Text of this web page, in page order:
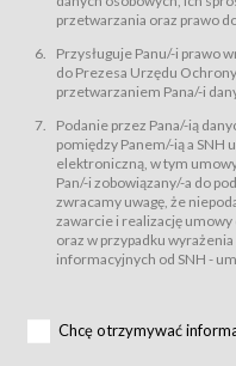
usługę zawierania na
dnia 18 lipca 2002 r. o
r., Nr 144, poz. 1204, z późń.
Na zasadach określonych w
Usługobiorca przed
zapoznać się z Regulaminem.
usługi newsletter za
zamieszczonego na stronach
Usługobiorców wymaga
Usługobiorca zobowiązany
od chwili rozpoczęcia
Regulamin jest udostępniony
Warunki techniczne korzystania z
przetwarzania oraz prawo
Przysługuje Panu/-i prawo
do Prezesa Urzędu
przetwarzaniem Pana/-i
Podanie przez Pana/-ią
pomiędzy Panem/-ią a SNH
elektroniczną, w tym
Pan/-i zobowiązany/-a do
zwracamy uwagę, że
zawarcie i realizację
oraz w przypadku
informacyjnych od SNH -
Chcę otrzymywać